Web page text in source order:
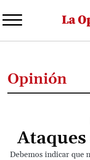
Opinión
Ataques
Debemos indicar que